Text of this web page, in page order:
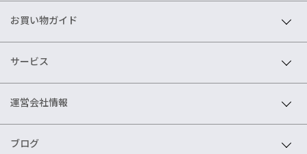
お買い物ガイド
サービス
運営会社情報
ブログ